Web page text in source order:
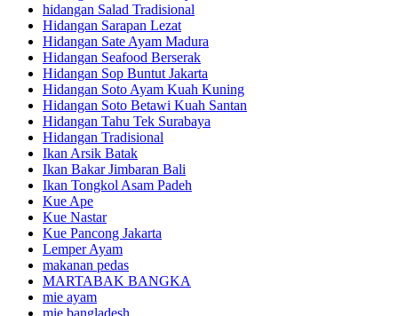
hidangan Salad Tradisional
Hidangan Sarapan Lezat
Hidangan Sate Ayam Madura
Hidangan Seafood Berserak
Hidangan Sop Buntut Jakarta
Hidangan Soto Ayam Kuah Kuning
Hidangan Soto Betawi Kuah Santan
Hidangan Tahu Tek Surabaya
Hidangan Tradisional
Ikan Arsik Batak
Ikan Bakar Jimbaran Bali
Ikan Tongkol Asam Padeh
Kue Ape
Kue Nastar
Kue Pancong Jakarta
Lemper Ayam
makanan pedas
MARTABAK BANGKA
mie ayam
mie bangladesh